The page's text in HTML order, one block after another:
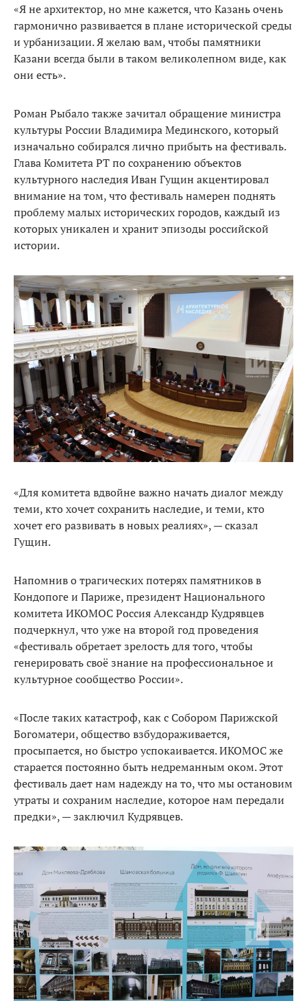
«Я не архитектор, но мне кажется, что Казань очень
гармонично развивается в плане исторической среды
и урбанизации. Я желаю вам, чтобы памятники
Казани всегда были в таком великолепном виде, как
они есть».
Роман Рыбало также зачитал обращение министра
культуры России Владимира Мединского, который
изначально собирался лично прибыть на фестиваль.
Глава Комитета РТ по сохранению объектов
культурного наследия Иван Гущин акцентировал
внимание на том, что фестиваль намерен поднять
проблему малых исторических городов, каждый из
которых уникален и хранит эпизоды российской
истории.
«Для комитета вдвойне важно начать диалог между
теми, кто хочет сохранить наследие, и теми, кто
хочет его развивать в новых реалиях», — сказал
Гущин.
Напомнив о трагических потерях памятников в
Кондопоге и Париже, президент Национального
комитета ИКОМОС Россия Александр Кудрявцев
подчеркнул, что уже на второй год проведения
«фестиваль обретает зрелость для того, чтобы
генерировать своё знание на профессиональное и
культурное сообщество России».
«После таких катастроф, как с Собором Парижской
Богоматери, общество взбудораживается,
просыпается, но быстро успокаивается. ИКОМОС же
старается постоянно быть недреманным оком. Этот
фестиваль дает нам надежду на то, что мы остановим
утраты и сохраним наследие, которое нам передали
предки», — заключил Кудрявцев.